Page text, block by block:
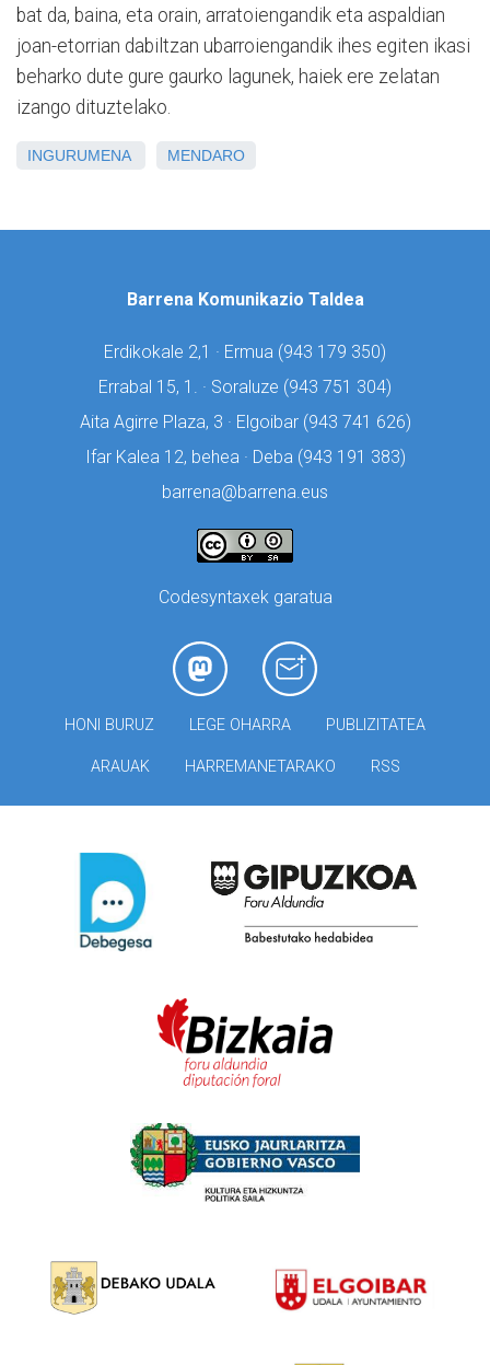
bat da, baina, eta orain, arratoiengandik eta aspaldian
joan-etorrian dabiltzan ubarroiengandik ihes egiten ikasi
beharko dute gure gaurko lagunek, haiek ere zelatan
izango dituztelako.
INGURUMENA MENDARO
Barrena Komunikazio Taldea
Erdikokale 2,1 · Ermua (943 179 350)
Errabal 15, 1. · Soraluze (943 751 304)
Aita Agirre Plaza, 3 · Elgoibar (943 741 626)
Ifar Kalea 12, behea · Deba (943 191 383)
barrena@barrena.eus
Codesyntaxek garatua
HONI BURUZ LEGE OHARRA PUBLIZITATEA
ARAUAK HARREMANETARAKO RSS